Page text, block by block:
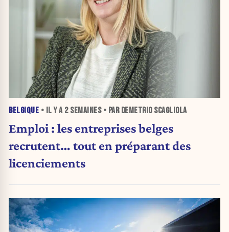
BELGIQUE • IL Y A 2 SEMAINES• PAR DEMETRIO SCAGLIOLA
Emploi : les entreprises belges
recrutent… tout en préparant des
licenciements